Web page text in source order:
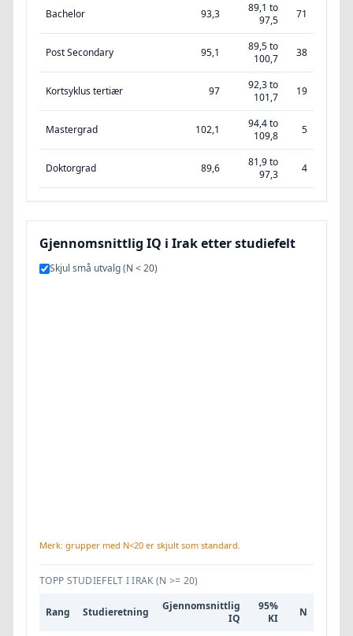
Bachelor 93,3
89,1 to
97,5
71
Post Secondary 95,1
89,5 to
100,7
38
Kortsyklus tertiær 97
92,3 to
101,7
19
Mastergrad 102,1
94,4 to
109,8
5
Doktorgrad 89,6
81,9 to
97,3
4
Gjennomsnittlig IQ i Irak etter studiefelt
Skjul små utvalg (N < 20)
Merk: grupper med N<20 er skjult som standard.
TOPP STUDIEFELT I IRAK (N >= 20)
Rang Studieretning
Gjennomsnittlig
IQ
95%
KI
N